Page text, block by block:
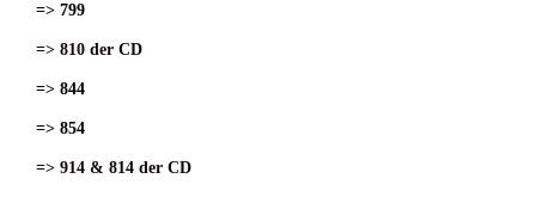
=> 799
=> 810 der CD
=> 844
=> 854
=> 914 & 814 der CD